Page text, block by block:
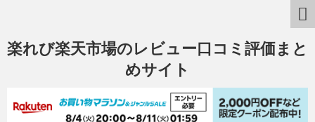
楽れび楽天市場のレビュー口コミ評価まと
めサイト